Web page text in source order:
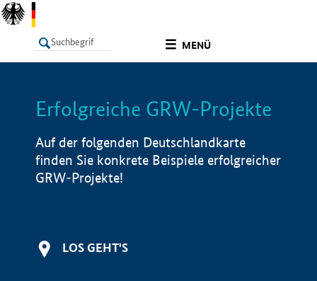
MENÜ
LISTE Info
Erfolgreiche GRW-Projekte
Auf der folgenden Deutschlandkarte
finden Sie konkrete Beispiele erfolgreicher
GRW-Projekte!
LOS GEHT'S